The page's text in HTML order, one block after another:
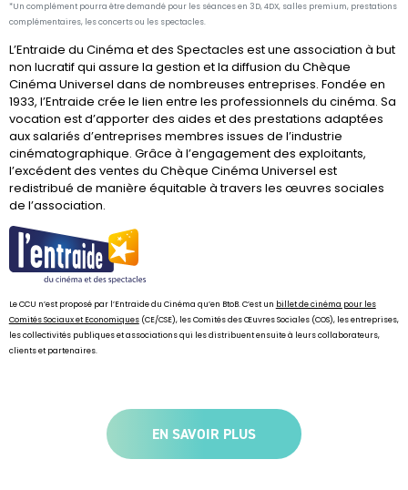
*Un complément pourra être demandé pour les séances en 3D, 4DX, salles premium, prestations
complémentaires, les concerts ou les spectacles.
L’Entraide du Cinéma et des Spectacles est une association à but
non lucratif qui assure la gestion et la diffusion du Chèque
Cinéma Universel dans de nombreuses entreprises. Fondée en
1933, l’Entraide crée le lien entre les professionnels du cinéma. Sa
vocation est d’apporter des aides et des prestations adaptées
aux salariés d’entreprises membres issues de l’industrie
cinématographique. Grâce à l’engagement des exploitants,
l’excédent des ventes du Chèque Cinéma Universel est
redistribué de manière équitable à travers les œuvres sociales
de l’association.
Le CCU n’est proposé par l’Entraide du Cinéma qu’en BtoB. C’est un billet de cinéma pour les
Comités Sociaux et Economiques(CE/CSE), les Comités des Œuvres Sociales (COS), les entreprises,
les collectivités publiques et associations qui les distribuent ensuite à leurs collaborateurs,
clients et partenaires.
EN SAVOIR PLUS